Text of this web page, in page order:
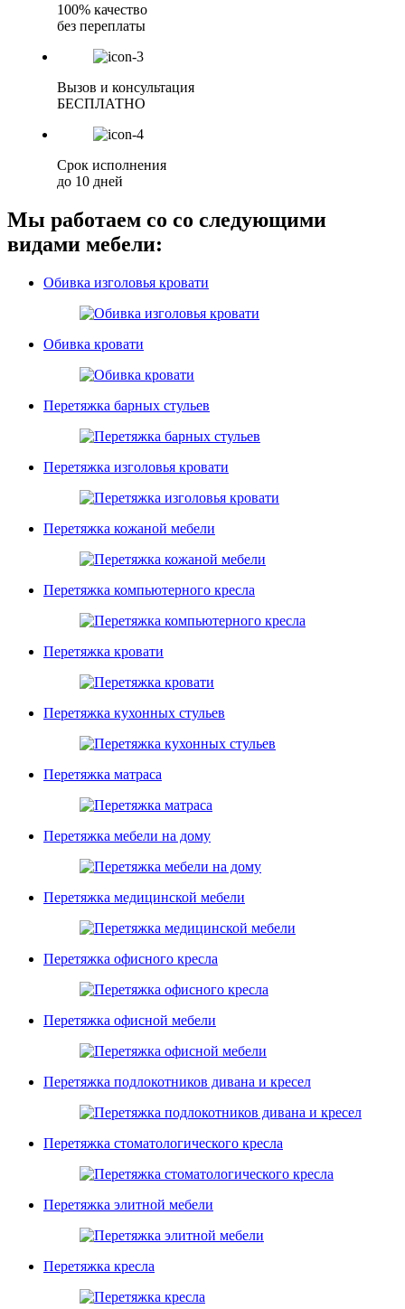
100% качество
без переплаты
Вызов и консультация
БЕСПЛАТНО
Срок исполнения
до 10 дней
Мы работаем со со следующими
видами мебели:
Обивка изголовья кровати
Обивка кровати
Перетяжка барных стульев
Перетяжка изголовья кровати
Перетяжка кожаной мебели
Перетяжка компьютерного кресла
Перетяжка кровати
Перетяжка кухонных стульев
Перетяжка матраса
Перетяжка мебели на дому
Перетяжка медицинской мебели
Перетяжка офисного кресла
Перетяжка офисной мебели
Перетяжка подлокотников дивана и кресел
Перетяжка стоматологического кресла
Перетяжка элитной мебели
Перетяжка кресла